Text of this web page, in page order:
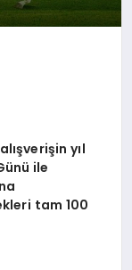
yıl
ile
tam 100